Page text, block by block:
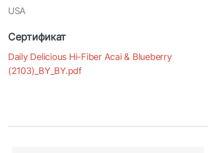
USA
Сертификат
Daily Delicious Hi-Fiber Acai & Blueberry
(2103)_BY_BY.pdf